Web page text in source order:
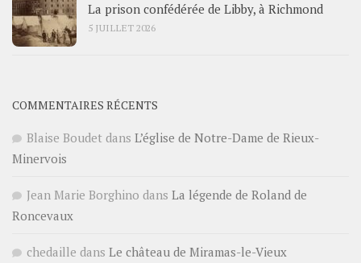
La prison confédérée de Libby, à Richmond
5 JUILLET 2026
COMMENTAIRES RÉCENTS
Blaise Boudet dans L’église de Notre-Dame de Rieux-
Minervois
Jean Marie Borghino dans La légende de Roland de
Roncevaux
chedaille dans Le château de Miramas-le-Vieux